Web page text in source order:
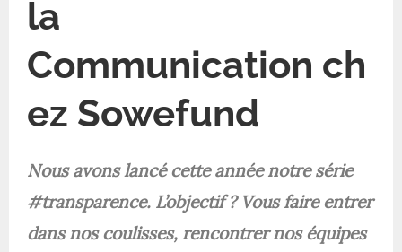
la
Communication ch
ez Sowefund
Nous avons lancé cette année notre série
#transparence. L’objectif ? Vous faire entrer
dans nos coulisses, rencontrer nos équipes